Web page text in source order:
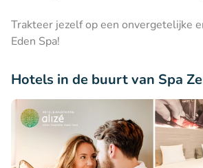
Trakteer jezelf op een onvergetelijke
Eden Spa!
Hotels in de buurt van Spa